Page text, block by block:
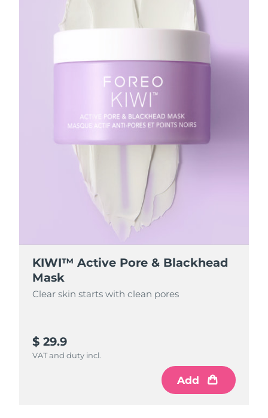
KIWI™ Active Pore & Blackhead
Mask
Clear skin starts with clean pores
$ 29.9
VAT and duty incl.
Add